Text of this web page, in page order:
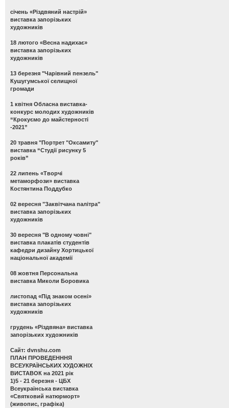
січень «Різдвяний настрій»
виставка запорізьких
художників
18 лютого «Весна надихає»
виставка запорізьких
художників
13 березня "Чарівний пензель"
Кушугумської селищної
громади
1 квітня Обласна виставка-
конкурс молодих художників
“Крокуємо до майстерності
-2021”
20 травня "Портрет "Оксамиту"
виставка “Студії рисунку 5
років”
22 липень «Творчі
метаморфози» виставка
Костянтина Поддубко
02 вересня "Заквітчана палітра"
виставка запорізьких
художників
30 вересня "В одному човні"
виставка плакатів студентів
кафедри дизайну Хортицької
національної академії
08 жовтня Персональна
виставка Миколи Боровика
листопад «Під знаком осені»
виставка запорізьких
художників
грудень «Різдвяна» виставка
запорізьких художників
Сайт: dvnshu.com
ПЛАН ПРОВЕДЕНННЯ
ВСЕУКРАЇНСЬКИХ ХУДОЖНІХ
ВИСТАВОК на 2021 рік
1)5 - 21 березня - ЦБХ
Всеукраїнська виставка
«Святковий натюрморт»
(живопис, графіка)